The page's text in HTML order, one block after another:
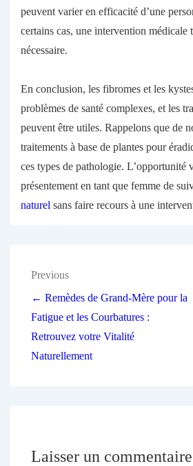
peuvent varier en efficacité d’une
certains cas, une intervention médicale
nécessaire.
En conclusion, les fibromes et les
problèmes de santé complexes, et les
peuvent être utiles. Rappelons que de
traitements à base de plantes pour
ces types de pathologie. L’opportunité
présentement en tant que femme de
naturel sans faire recours à une
Previous
← Remèdes de Grand-Mère pour la
Fatigue et les Courbatures :
Retrouvez votre Vitalité
Naturellement
Laisser un commentaire